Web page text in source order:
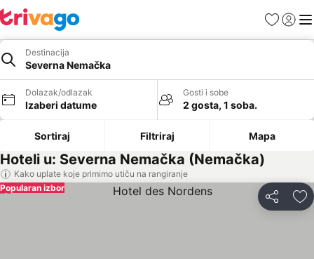
FavoritiPrijavi
Destinacija
Severna Nemačka
Dolazak/odlazak
Izaberi datume
Gosti i sobe
2 gosta, 1 soba.
Sortiraj Filtriraj Mapa
Hoteli u: Severna Nemačka (Nemačka)
Kako uplate koje primimo utiču na rangiranje
Deli
Popularan izbor